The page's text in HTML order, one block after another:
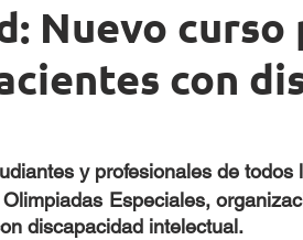
Discapacidad Intelectual Síndrome
Charlas y talleres Literatura
Nuevo curso
con
y profesionales de todos
Especiales,
discapacidad intelectual.